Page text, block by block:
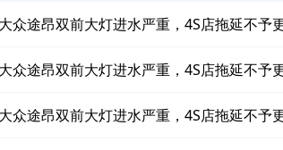
众途昂双前大灯进水严重，4S店拖延不予
众途昂双前大灯进水严重，4S店拖延不予
众途昂双前大灯进水严重，4S店拖延不予